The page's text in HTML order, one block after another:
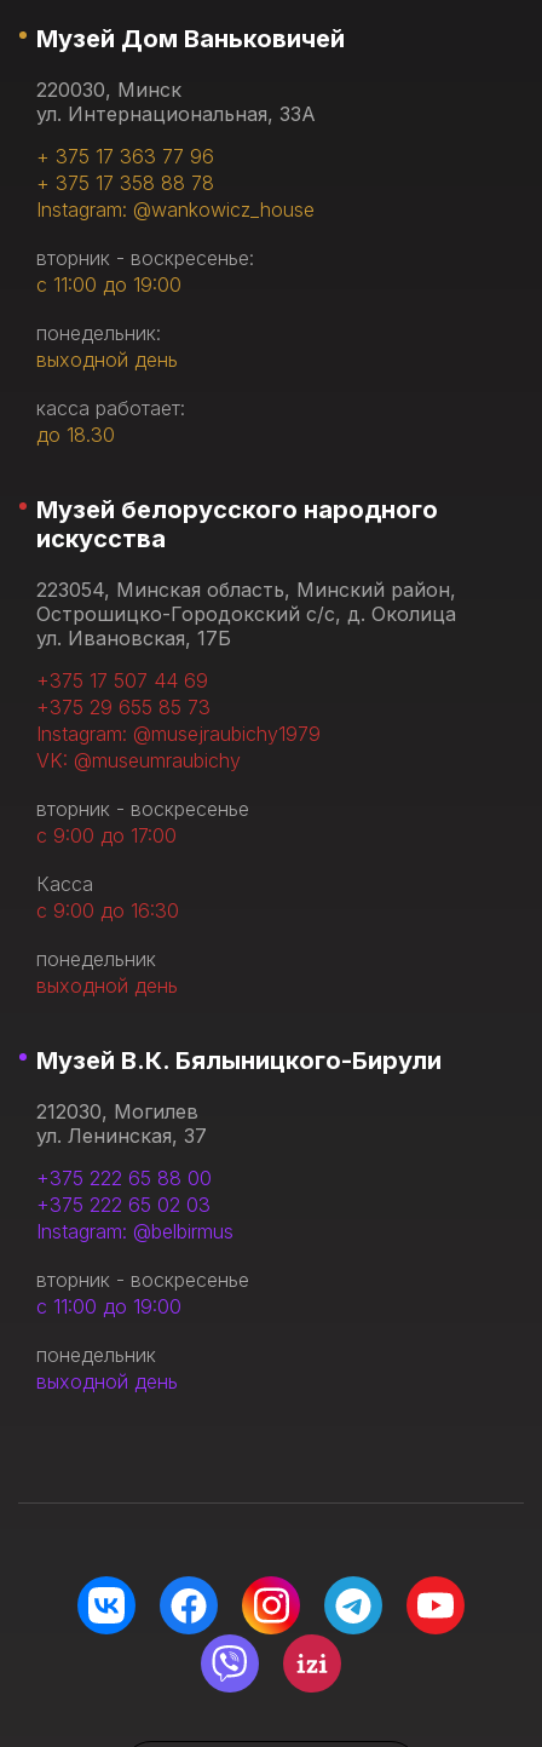
Музей Дом Ваньковичей
220030, Минск
ул. Интернациональная, 33А
+ 375 17 363 77 96
+ 375 17 358 88 78
Instagram: @wankowicz_house
вторник - воскресенье:
с 11:00 до 19:00
понедельник:
выходной день
касса работает:
до 18.30
Музей белорусского народного
искусства
223054, Минская область, Минский район,
Острошицко-Городокский с/с, д. Околица
ул. Ивановская, 17Б
+375 17 507 44 69
+375 29 655 85 73
Instagram: @musejraubichy1979
VK: @museumraubichy
вторник - воскресенье
с 9:00 до 17:00
Касса
с 9:00 до 16:30
понедельник
выходной день
Музей В.К. Бялыницкого-Бирули
212030, Могилев
ул. Ленинская, 37
+375 222 65 88 00
+375 222 65 02 03
Instagram: @belbirmus
вторник - воскресенье
с 11:00 до 19:00
понедельник
выходной день